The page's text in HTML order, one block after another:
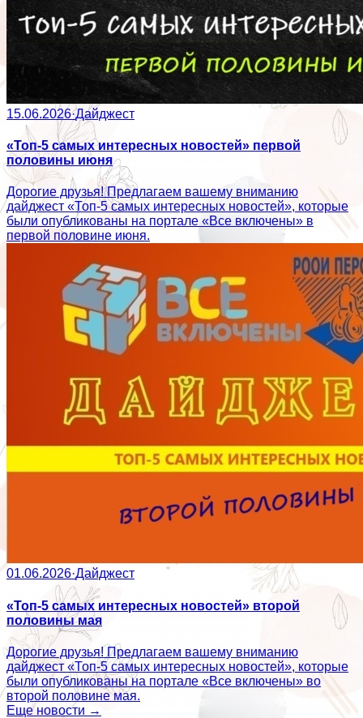
15.06.2026·Дайджест
«Топ-5 самых интересных новостей» первой
половины июня
Дорогие друзья! Предлагаем вашему вниманию
дайджест «Топ-5 самых интересных новостей», которые
были опубликованы на портале «Все включены» в
первой половине июня.
01.06.2026·Дайджест
«Топ-5 самых интересных новостей» второй
половины мая
Дорогие друзья! Предлагаем вашему вниманию
дайджест «Топ-5 самых интересных новостей», которые
были опубликованы на портале «Все включены» во
второй половине мая.
Еще новости →